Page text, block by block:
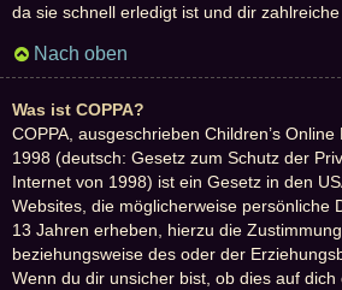
da sie schnell erledigt ist und dir
Nach oben
Was ist COPPA?
COPPA, ausgeschrieben Children’s
1998 (deutsch: Gesetz zum Schutz der
Internet von 1998) ist ein Gesetz in den
Websites, die möglicherweise persönliche
13 Jahren erheben, hierzu die
beziehungsweise des oder der
Wenn du dir unsicher bist, ob dies auf